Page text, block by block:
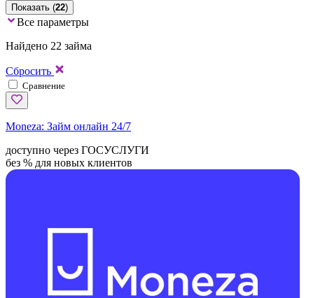
Показать (22)
Все параметры
Найдено 22 займа
Сбросить
Сравнение
Moneza: Займ онлайн 24/7
доступно через ГОСУСЛУГИ
без % для новых клиентов